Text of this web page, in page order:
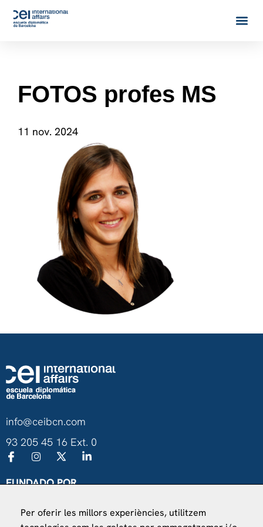
FOTOS profes MS
11 nov. 2024
info@ceibcn.com
93 205 45 16 Ext. 0
FUNDADO POR
Ministerio de Asuntos Exteriores, UE y Cooperación
Per oferir les millors experiències, utilitzem